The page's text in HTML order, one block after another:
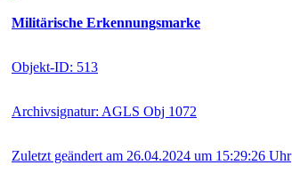
Militärische Erkennungsmarke
Objekt-ID: 513
Archivsignatur: AGLS Obj 1072
Zuletzt geändert am 26.04.2024 um 15:29:26 Uhr